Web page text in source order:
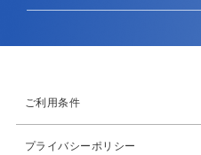
ご利用条件
プライバシーポリシー